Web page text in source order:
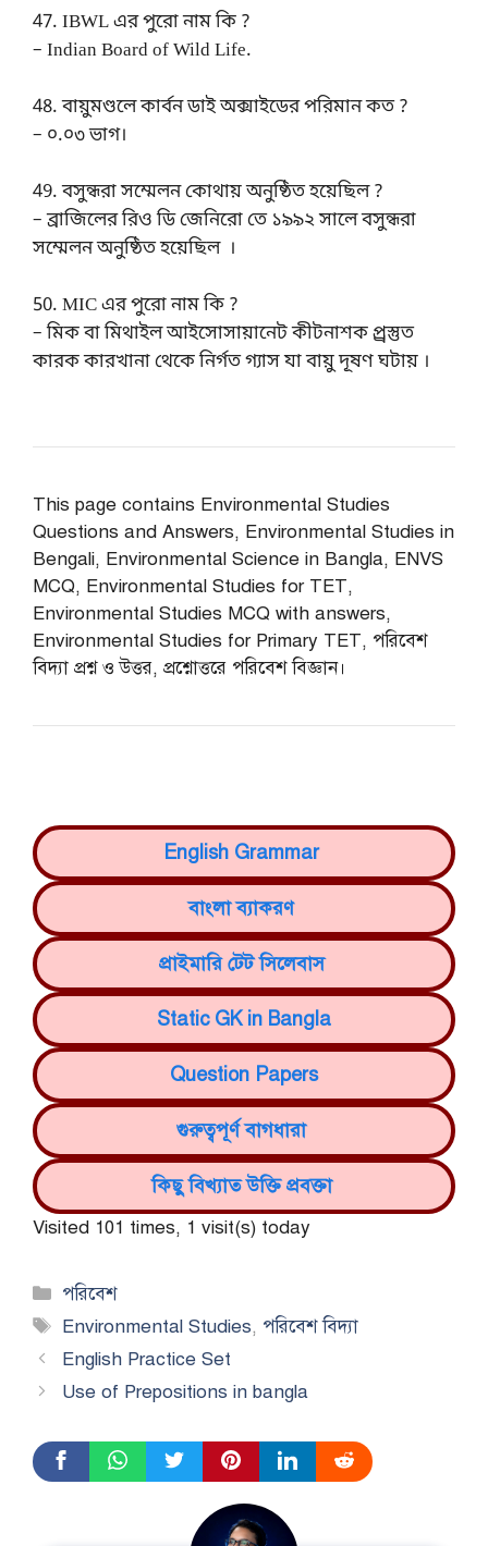
47. IBWL এর পুরো নাম কি ?
– Indian Board of Wild Life.
48. বায়ুমণ্ডলে কার্বন ডাই অক্সাইডের পরিমান কত ?
– ০.০৩ ভাগ।
49. বসুন্ধরা সম্মেলন কোথায় অনুষ্ঠিত হয়েছিল ?
– ব্রাজিলের রিও ডি জেনিরো তে ১৯৯২ সালে বসুন্ধরা
সম্মেলন অনুষ্ঠিত হয়েছিল ।
50. MIC এর পুরো নাম কি ?
– মিক বা মিথাইল আইসোসায়ানেট কীটনাশক প্র্রস্তুত
কারক কারখানা থেকে নির্গত গ্যাস যা বায়ু দূষণ ঘটায় ।
This page contains Environmental Studies
Questions and Answers, Environmental Studies in
Bengali, Environmental Science in Bangla, ENVS
MCQ, Environmental Studies for TET,
Environmental Studies MCQ with answers,
Environmental Studies for Primary TET, পরিবেশ
বিদ্যা প্রশ্ন ও উত্তর, প্রশ্নোত্তরে পরিবেশ বিজ্ঞান।
English Grammar
বাংলা ব্যাকরণ
প্রাইমারি টেট সিলেবাস
Static GK in Bangla
Question Papers
গুরুত্বপূর্ণ বাগধারা
কিছু বিখ্যাত উক্তি প্রবক্তা
Visited 101 times, 1 visit(s) today
Categories
পরিবেশ
Tags
Environmental Studies, পরিবেশ বিদ্যা
English Practice Set
Use of Prepositions in bangla